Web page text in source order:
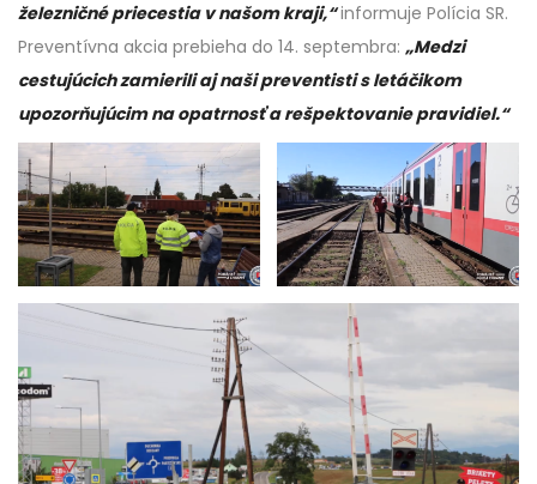
železničné priecestia v našom kraji,“informuje Polícia SR.
Preventívna akcia prebieha do 14. septembra: „Medzi
cestujúcich zamierili aj naši preventisti s letáčikom
upozorňujúcim na opatrnosť a rešpektovanie pravidiel.“